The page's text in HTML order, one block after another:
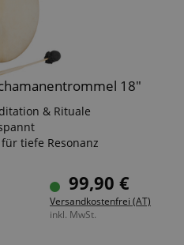
18"
& Rituale
tiefe Resonanz
Spielvergnügen
Halten & Spielen
& Therapie
99,90 €
Versandkostenfrei (AT)
inkl. MwSt.